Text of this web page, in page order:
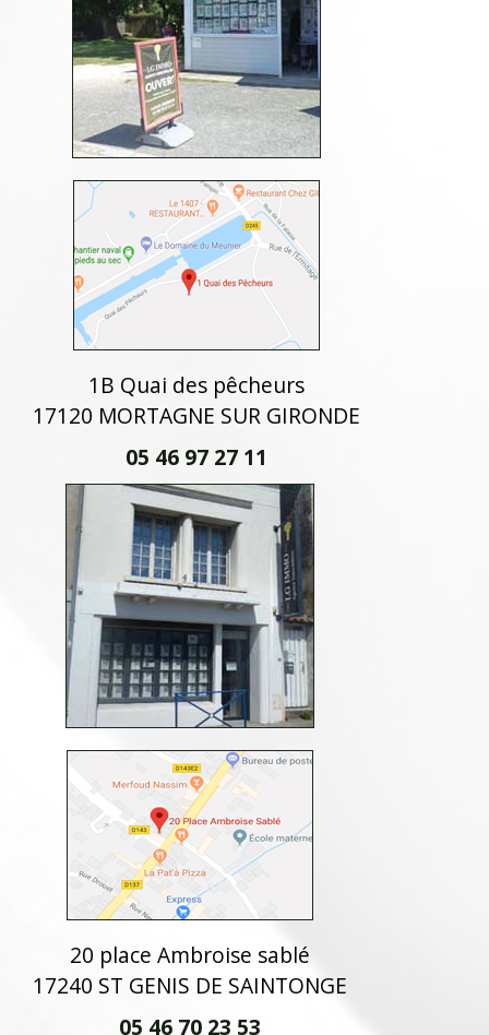
1B Quai des pêcheurs
17120 MORTAGNE SUR GIRONDE
05 46 97 27 11
20 place Ambroise sablé
17240 ST GENIS DE SAINTONGE
05 46 70 23 53